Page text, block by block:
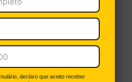
do seu dispositivo.
Decoração não acompanha o
e não disponibilizamos o
declaro que aceito receber